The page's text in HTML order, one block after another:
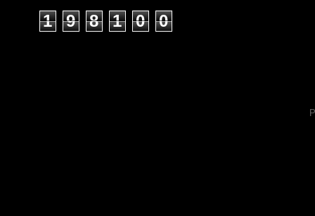
1 9 8 1 0 0